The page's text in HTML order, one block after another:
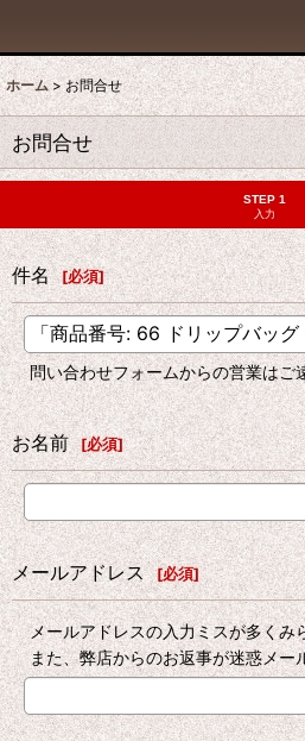
ホーム > お問合せ
お問合せ
STEP 1
入力
件名 [必須]
問い合わせフォームからの営業はご
お名前 [必須]
メールアドレス [必須]
メールアドレスの入力ミスが多くみ
また、弊店からのお返事が迷惑メー